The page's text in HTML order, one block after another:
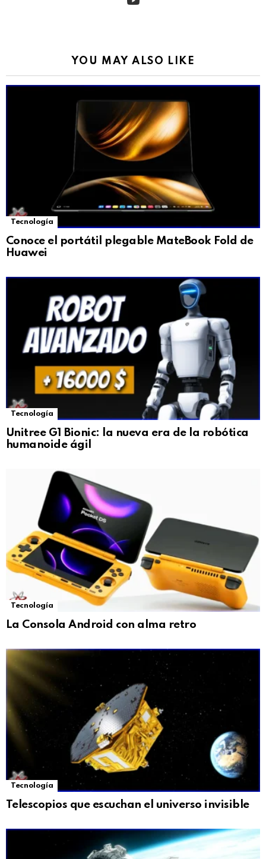
YOU MAY ALSO LIKE
Tecnología
Conoce el portátil plegable MateBook Fold de
Huawei
Tecnología
Unitree G1 Bionic: la nueva era de la robótica
humanoide ágil
Tecnología
La Consola Android con alma retro
Tecnología
Telescopios que escuchan el universo invisible